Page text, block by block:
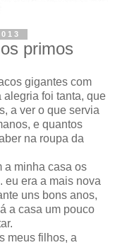
primos
gigantes com
alegria foi tanta, que
a ver o que servia
e quantos
na roupa da
a minha casa os
eu era a mais nova
uns bons anos,
a casa um pouco
meus filhos, a